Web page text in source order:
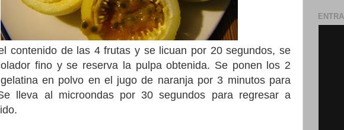
contenido de las 4 frutas y se licuan por 20 segundos, se
fino y se reserva la pulpa obtenida. Se ponen los 2
en polvo en el jugo de naranja por 3 minutos para
lleva al microondas por 30 segundos para regresar a